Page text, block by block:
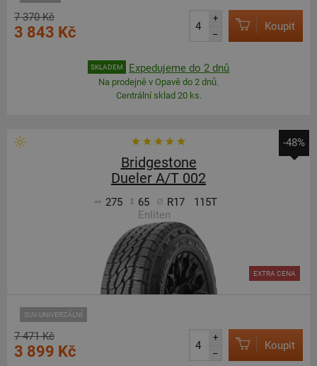
7 370 Kč
3 843 Kč
+
–
Koupit
SKLADEM Expedujeme do 2 dnů
Na prodejně v Opavě do 2 dnů.
Centrální sklad 20 ks.
-48%
Bridgestone
Dueler A/T 002
275 65 R17
115T
Enliten
SUV-UNIVERZÁLNÍ
EXTRA CENA
7 471 Kč
3 899 Kč
+
–
Koupit